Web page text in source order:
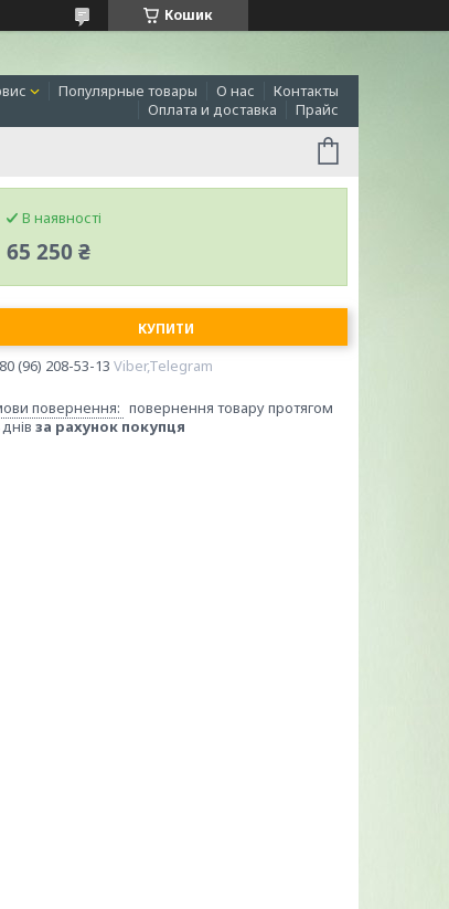
Кошик
Популярные товары О нас
Контакты
Оплата и доставка
Прайс
В наявності
65 250 ₴
КУПИТИ
(96) 208-53-13 Viber,Telegram
повернення товару протягом
за рахунок покупця